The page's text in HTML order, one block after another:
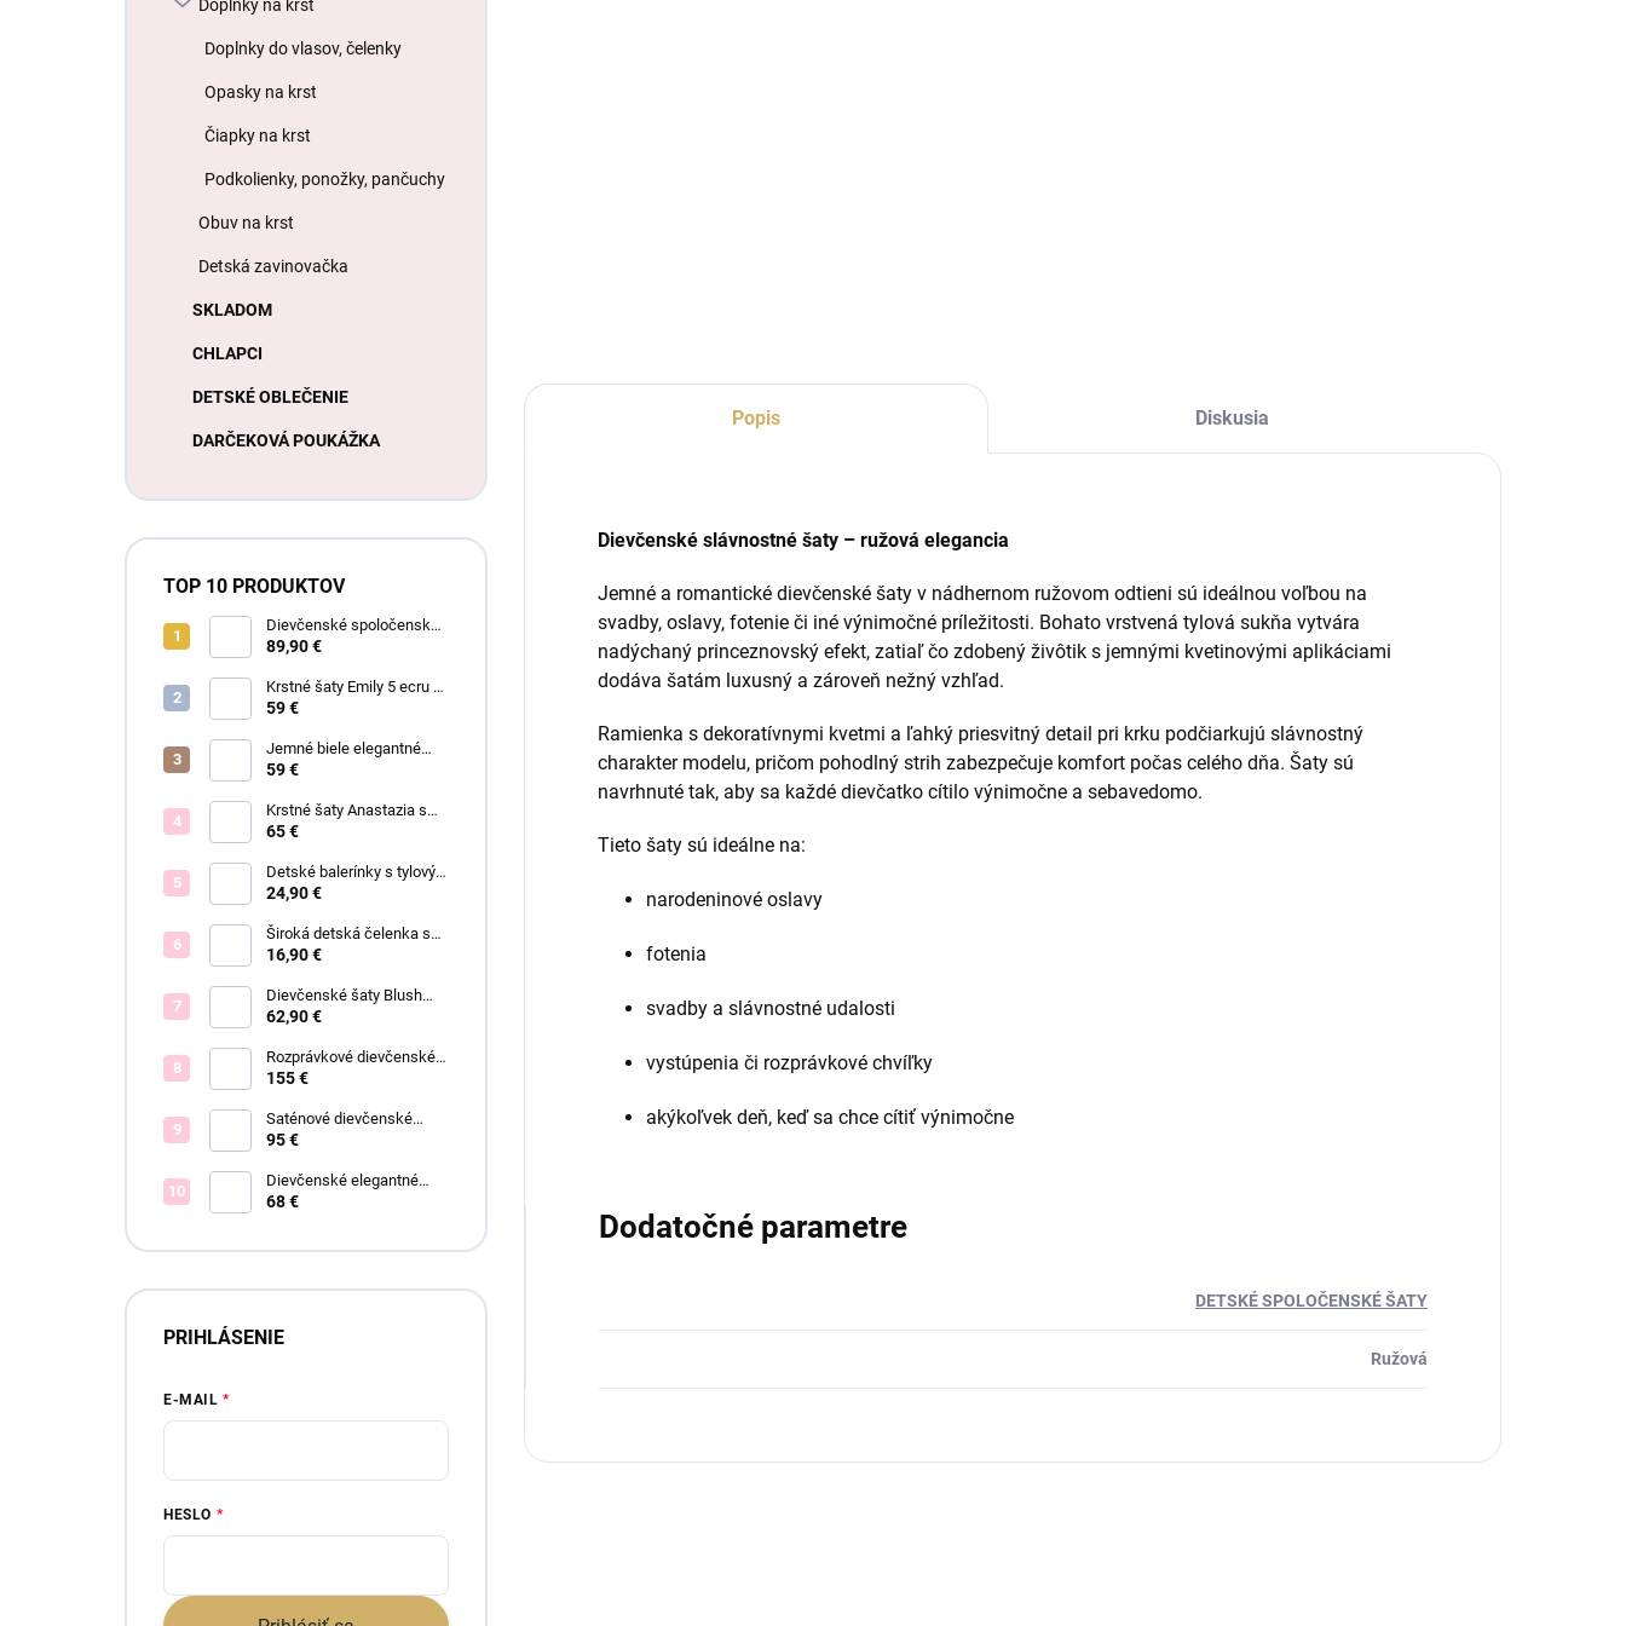
Doplnky na krst
Doplnky do vlasov, čelenky
Opasky na krst
Čiapky na krst
Podkolienky, ponožky, pančuchy
Obuv na krst
Detská zavinovačka
SKLADOM
CHLAPCI
DETSKÉ OBLEČENIE
DARČEKOVÁ POUKÁŽKA
TOP 10 PRODUKTOV
Dievčenské spoločenské
šaty Garden
89,90 €
Krstné šaty Emily 5 ecru s
čipkou
59 €
Jemné biele elegantné
šaty Ariel
59 €
Krstné šaty Anastazia s
čipkou v štýle Royal Baby
65 €
Detské balerínky s tylovým
viazaním Anastazia
24,90 €
Široká detská čelenka s
mašľou a ANASTAZIA
16,90 €
Dievčenské šaty Blush
Grace pink
62,90 €
Rozprávkové dievčenské
šaty Fiona
155 €
Saténové dievčenské
spoločenské šaty Offelia
95 €
Dievčenské elegantné
šaty Lisa
68 €
PRIHLÁSENIE
E-MAIL
HESLO
Popis Diskusia
Dievčenské slávnostné šaty – ružová elegancia
Jemné a romantické dievčenské šaty v nádhernom ružovom odtieni sú ideálnou voľbou na
svadby, oslavy, fotenie či iné výnimočné príležitosti. Bohato vrstvená tylová sukňa vytvára
nadýchaný princeznovský efekt, zatiaľ čo zdobený živôtik s jemnými kvetinovými aplikáciami
dodáva šatám luxusný a zároveň nežný vzhľad.
Ramienka s dekoratívnymi kvetmi a ľahký priesvitný detail pri krku podčiarkujú slávnostný
charakter modelu, pričom pohodlný strih zabezpečuje komfort počas celého dňa. Šaty sú
navrhnuté tak, aby sa každé dievčatko cítilo výnimočne a sebavedomo.
Tieto šaty sú ideálne na:
narodeninové oslavy
fotenia
svadby a slávnostné udalosti
vystúpenia či rozprávkové chvíľky
akýkoľvek deň, keď sa chce cítiť výnimočne
Dodatočné parametre
DETSKÉ SPOLOČENSKÉ ŠATY
Ružová